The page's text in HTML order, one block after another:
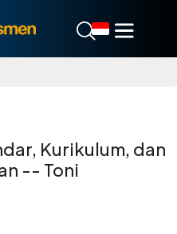
Kurikulum, dan
-- Toni